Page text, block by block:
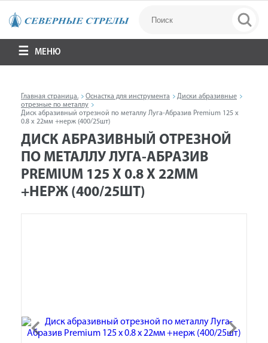
МЕНЮ
Главная страница. Оснастка для инструмента
Диски абразивные
отрезные по металлу
Диск абразивный отрезной по металлу Луга-Абразив Premium 125 x
0.8 x 22мм +нерж (400/25шт)
ДИСК АБРАЗИВНЫЙ ОТРЕЗНОЙ
ПО МЕТАЛЛУ ЛУГА-АБРАЗИВ
PREMIUM 125 X 0.8 X 22ММ
+НЕРЖ (400/25ШТ)